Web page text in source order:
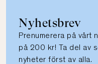
Nyhetsbrev
Prenumerera på vårt
på 200 kr! Ta del av
nyheter först av alla.